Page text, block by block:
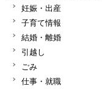
妊娠・出産
子育て情報
結婚・離婚
引越し
ごみ
仕事・就職